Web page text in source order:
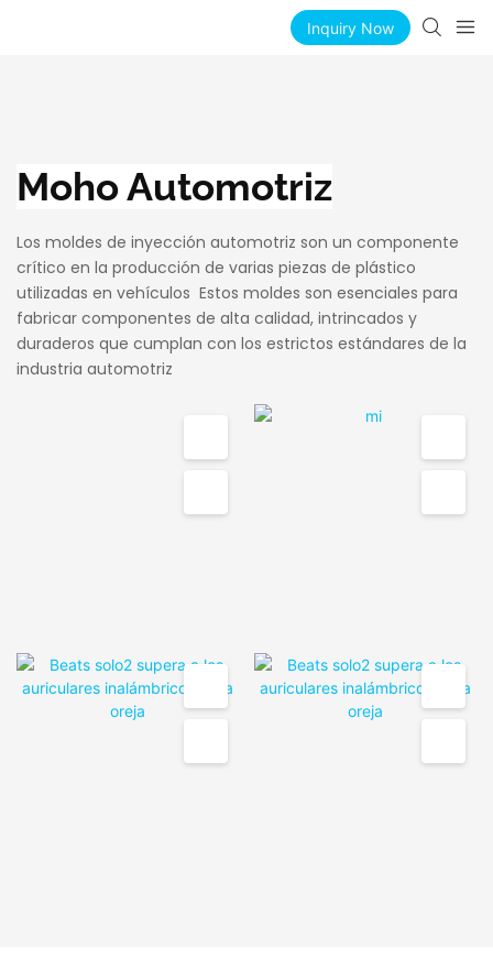
Inquiry Now
Moho Automotriz
Los moldes de inyección automotriz son un componente
crítico en la producción de varias piezas de plástico
utilizadas en vehículos Estos moldes son esenciales para
fabricar componentes de alta calidad, intrincados y
duraderos que cumplan con los estrictos estándares de la
industria automotriz